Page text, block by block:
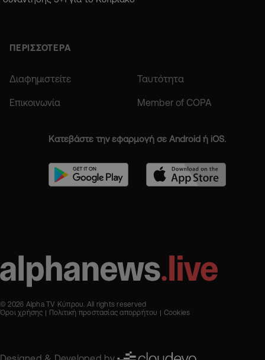
ΠΕΡΙΣΣΟΤΕΡΑ
Διαφημιστείτε Ταυτότητα
Επικοινωνία Member of COPA
Κατεβάστε την εφαρμογή σε Android ή iOS.
© 2026 Alpha TV Κύπρου. All rights reserved
Όροι χρήσης
Πολιτική προστασίας απορρήτου Cookies